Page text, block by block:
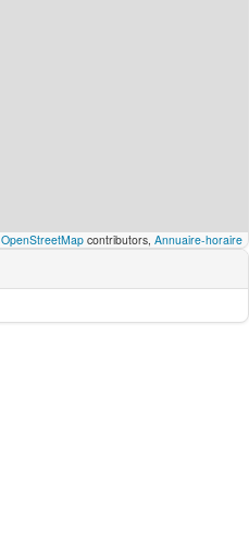
OpenStreetMap contributors, Annuaire-horaire